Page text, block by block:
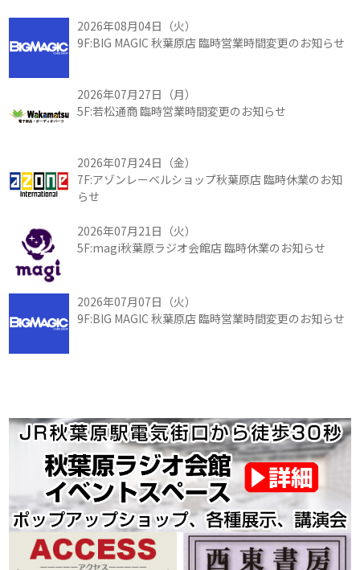
2026年08月04日（火）
9F:BIG MAGIC 秋葉原店 臨時営業時間変更のお知らせ
2026年07月27日（月）
5F:若松通商 臨時営業時間変更のお知らせ
2026年07月24日（金）
7F:アゾンレーベルショップ秋葉原店 臨時休業のお知
らせ
2026年07月21日（火）
5F:magi秋葉原ラジオ会館店 臨時休業のお知らせ
2026年07月07日（火）
9F:BIG MAGIC 秋葉原店 臨時営業時間変更のお知らせ